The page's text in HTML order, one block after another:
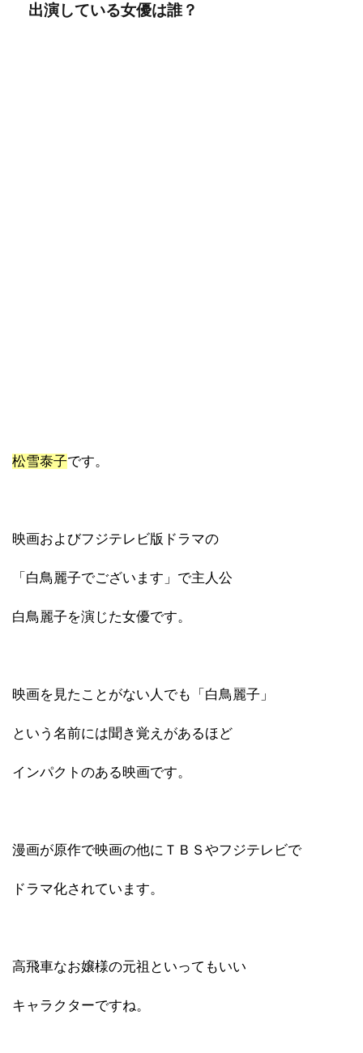
出演している女優は誰？
松雪泰子です。
映画およびフジテレビ版ドラマの
「白鳥麗子でございます」で主人公
白鳥麗子を演じた女優です。
映画を見たことがない人でも「白鳥麗子」
という名前には聞き覚えがあるほど
インパクトのある映画です。
漫画が原作で映画の他にＴＢＳやフジテレビで
ドラマ化されています。
高飛車なお嬢様の元祖といってもいい
キャラクターですね。